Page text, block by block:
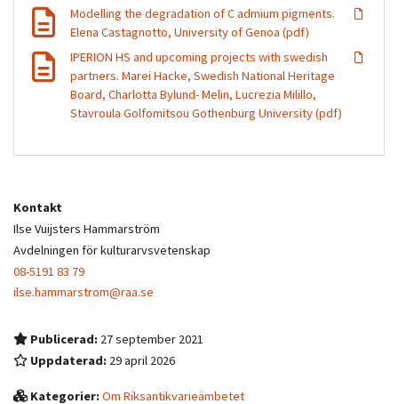
Modelling the degradation of C admium pigments.
Elena Castagnotto, University of Genoa (pdf)
IPERION HS and upcoming projects with swedish
partners. Marei Hacke, Swedish National Heritage
Board, Charlotta Bylund- Melin, Lucrezia Milillo,
Stavroula Golfomitsou Gothenburg University (pdf)
Kontakt
Ilse Vuijsters Hammarström
Avdelningen för kulturarvsvetenskap
08-5191 83 79
ilse.hammarstrom@raa.se
Publicerad: 27 september 2021
Uppdaterad: 29 april 2026
Kategorier:Om Riksantikvarieämbetet